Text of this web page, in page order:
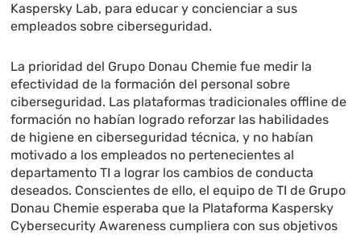
Kaspersky Lab, para educar y concienciar a sus
empleados sobre ciberseguridad.
La prioridad del Grupo Donau Chemie fue medir la
efectividad de la formación del personal sobre
ciberseguridad. Las plataformas tradicionales offline de
formación no habían logrado reforzar las habilidades
de higiene en ciberseguridad técnica, y no habían
motivado a los empleados no pertenecientes al
departamento TI a lograr los cambios de conducta
deseados. Conscientes de ello, el equipo de TI de Grupo
Donau Chemie esperaba que la Plataforma Kaspersky
Cybersecurity Awareness cumpliera con sus objetivos